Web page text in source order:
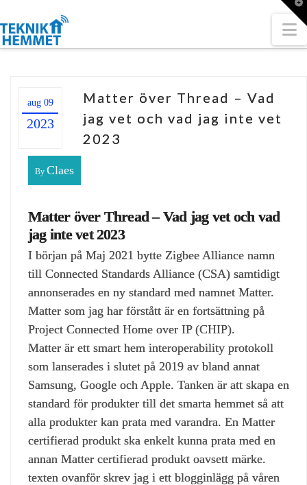
aug 09
2023
Matter över Thread – Vad
jag vet och vad jag inte vet
2023
By Claes
Matter över Thread – Vad jag vet och vad
jag inte vet 2023
I början på Maj 2021 bytte Zigbee Alliance namn
till Connected Standards Alliance (CSA) samtidigt
annonserades en ny standard med namnet Matter.
Matter som jag har förstått är en fortsättning på
Project Connected Home over IP (CHIP).
Matter är ett smart hem interoperability protokoll
som lanserades i slutet på 2019 av bland annat
Samsung, Google och Apple. Tanken är att skapa en
standard för produkter till det smarta hemmet så att
alla produkter kan prata med varandra. En Matter
certifierad produkt ska enkelt kunna prata med en
annan Matter certifierad produkt oavsett märke.
texten ovanför skrev jag i ett blogginlägg på våren